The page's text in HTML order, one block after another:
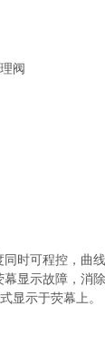
阀
时可程控，曲
显示故障，消
显示于荧幕上。